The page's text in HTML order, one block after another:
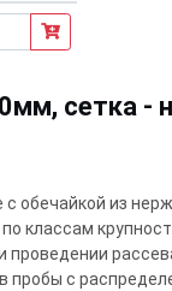
сетка -
обечайкой из
классам
пробы с